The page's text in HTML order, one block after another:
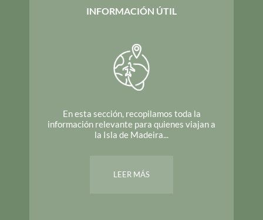
INFORMACIÓN ÚTIL
En esta sección, recopilamos toda la
información relevante para quienes viajan a
la Isla de Madeira...
LEER MÁS